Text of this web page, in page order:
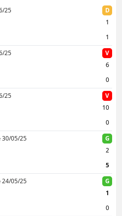
25 D
1
1
25
V
6
0
25
V
10
0
30/05/25
G
2
5
24/05/25 G
0
1